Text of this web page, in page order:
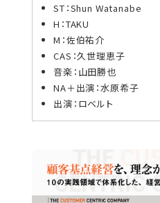
ST：Shun Watanabe
H：TAKU
M：佐伯祐介
CAS：久世理恵子
音楽：山田勝也
NA＋出演：水原希子
出演：ロベルト